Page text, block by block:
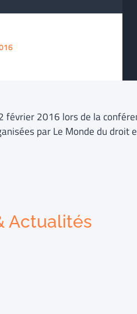
février 2016 lors de la
par Le Monde du droit
Actualités